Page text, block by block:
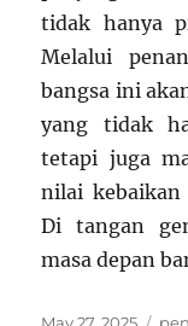
tidak hanya
Melalui
bangsa ini
yang tidak
tetapi juga
nilai kebaikan
Di tangan
masa depan
Posted